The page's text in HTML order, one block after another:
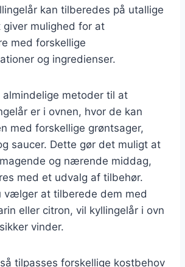
kan tilberedes på utallige
giver mulighed for at
med forskellige
og ingredienser.
almindelige metoder til at
er i ovnen, hvor de kan
med forskellige grøntsager,
saucer. Dette gør det muligt at
og nærende middag,
med et udvalg af tilbehør.
vælger at tilberede dem med
eller citron, vil kyllingelår i ovn
vinder.
tilpasses forskellige kostbehov